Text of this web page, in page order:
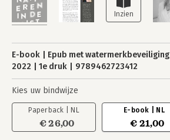
E-book Epub met watermerkbeveiliging
2022
1e druk 9789462723412
Kies uw bindwijze
Paperback | NL
€ 26,00
E-book | NL
€ 21,00